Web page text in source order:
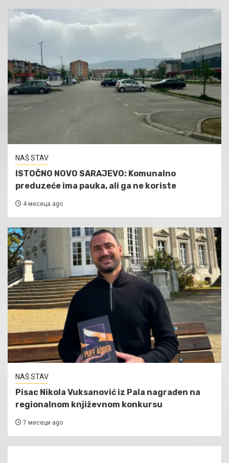
NAŠ STAV
ISTOČNO NOVO SARAJEVO: Komunalno
preduzeće ima pauka, ali ga ne koriste
4 месеца ago
NAŠ STAV
Pisac Nikola Vuksanović iz Pala nagrađen na
regionalnom književnom konkursu
7 месеци ago